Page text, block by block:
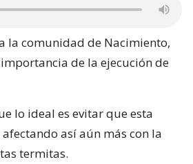
la comunidad de Nacimiento,
de la ejecución de
lo ideal es evitar que esta
así aún más con la
termitas.